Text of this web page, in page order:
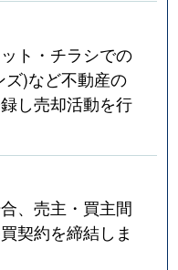
ト・チラシでの
ズ)など不動産の
し売却活動を行
、売主・買主間
契約を締結しま